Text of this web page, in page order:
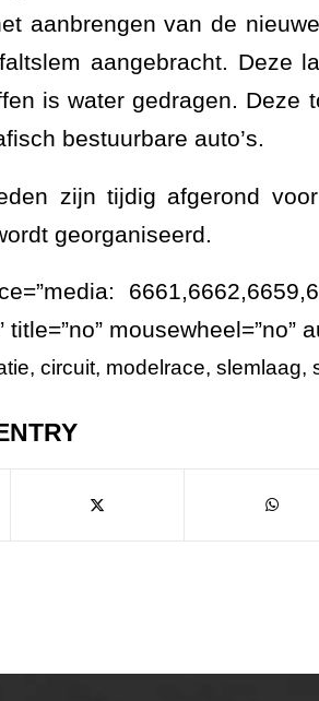
aanbrengen van de
aangebracht. Deze
is water gedragen. Deze
bestuurbare auto’s.
zijn tijdig afgerond
georganiseerd.
title=”no” mousewheel=”no”
, circuit, modelrace, slemlaag,